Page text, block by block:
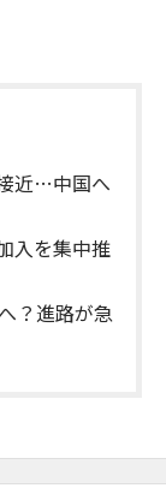
近…中国へ
入を集中推
？進路が急